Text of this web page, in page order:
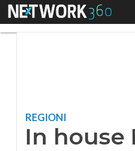
Menu
REGIONI
In house